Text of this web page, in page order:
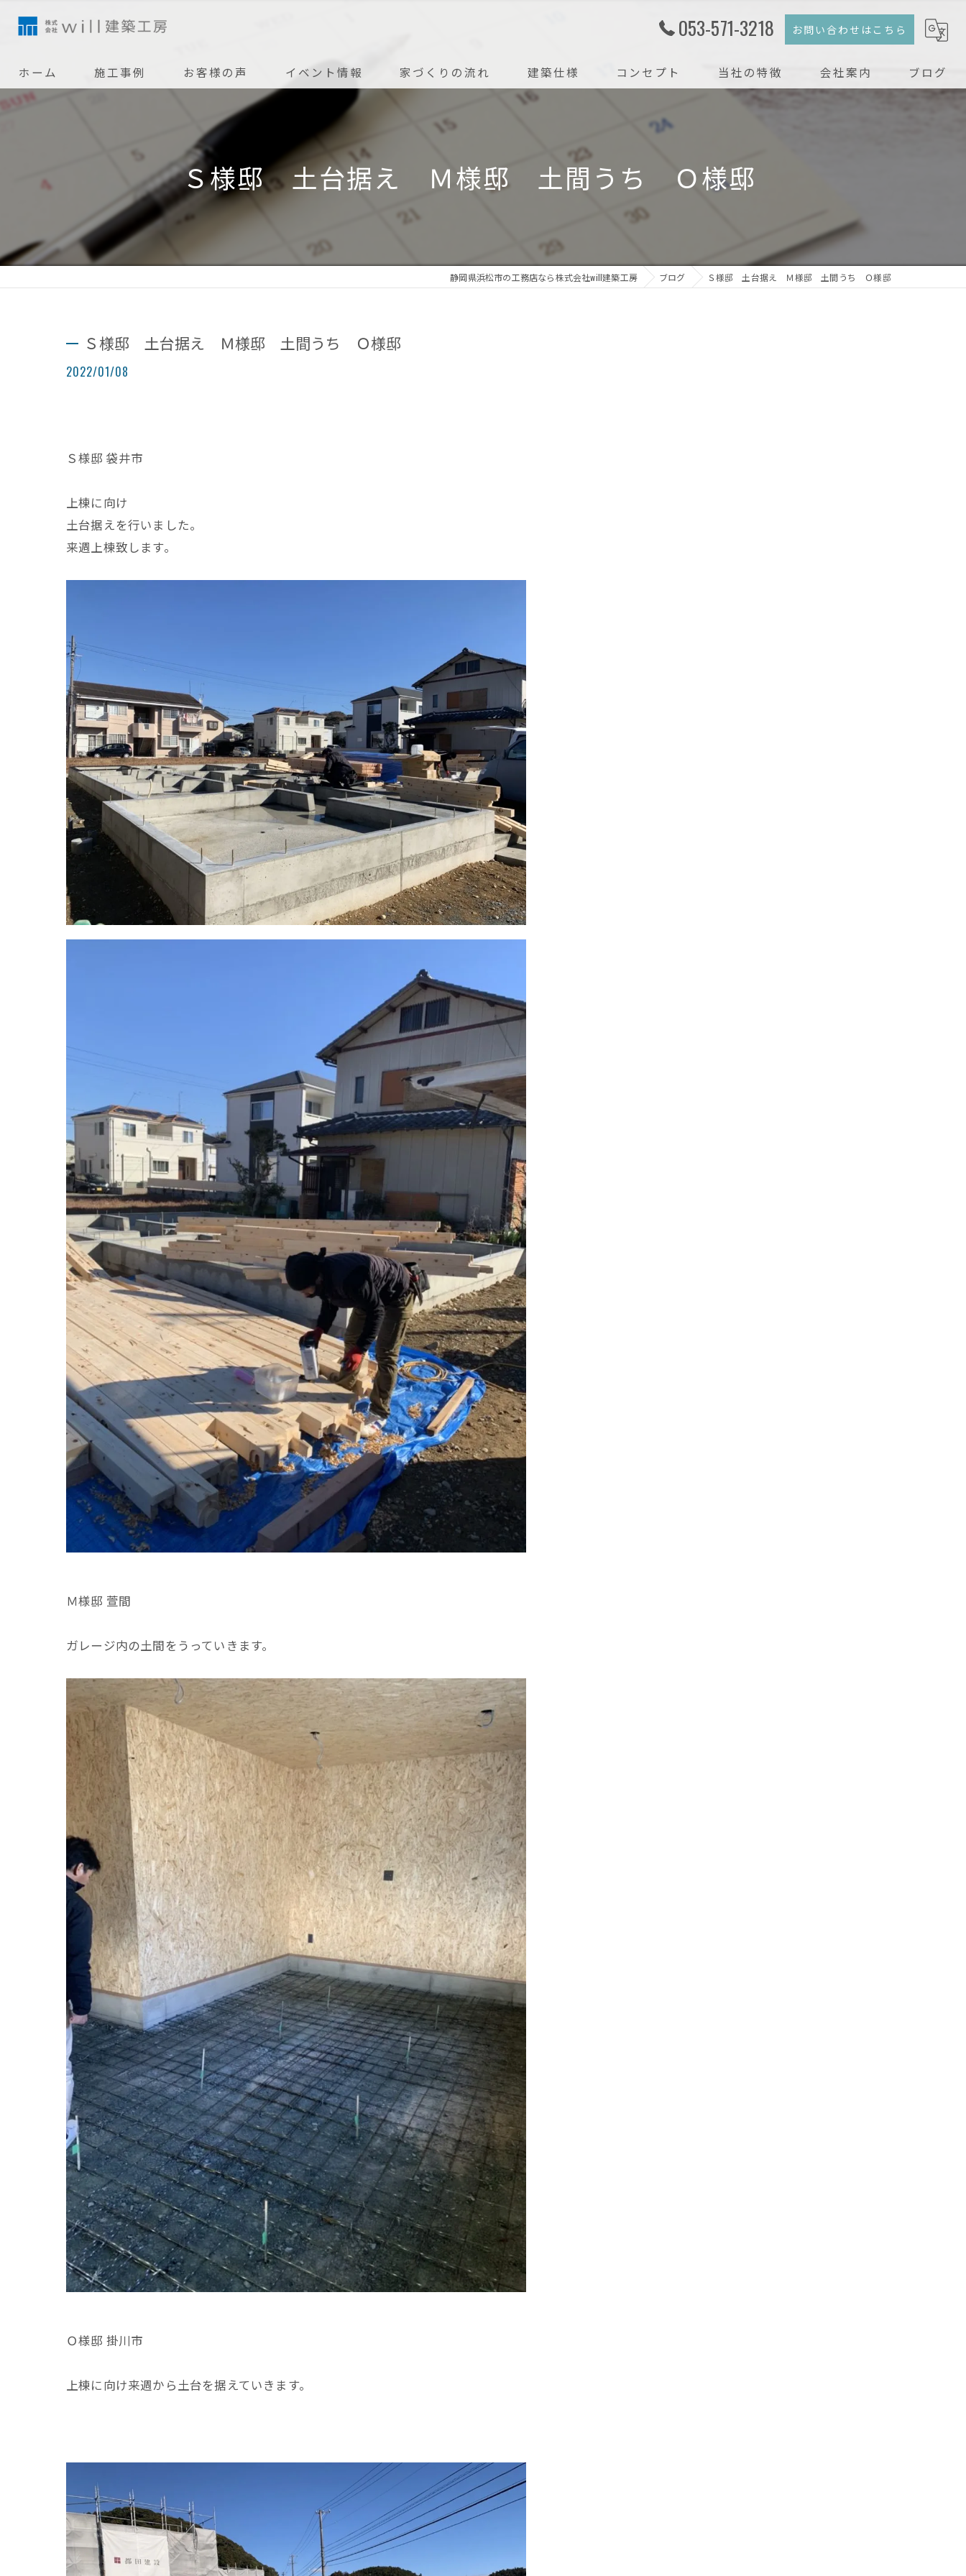
053-571-3218 お問い合わせはこちら
ホーム 施工事例 お客様の声 イベント情報 家づくりの流れ
アフターメンテナンス
建築仕様 コンセプト 当社の特徴
戸建て
リノベーション
会社案内 ブログ
Ｓ様邸 土台据え Ｍ様邸 土間うち Ｏ様邸
静岡県浜松市の工務店なら株式会社will建築工房 ブログ Ｓ様邸 土台据え Ｍ様邸 土間うち Ｏ様邸
Ｓ様邸 土台据え Ｍ様邸 土間うち Ｏ様邸
2022/01/08
Ｓ様邸 袋井市
上棟に向け
土台据えを行いました。
来週上棟致します。
Ｍ様邸 萱間
ガレージ内の土間をうっていきます。
Ｏ様邸 掛川市
上棟に向け来週から土台を据えていきます。